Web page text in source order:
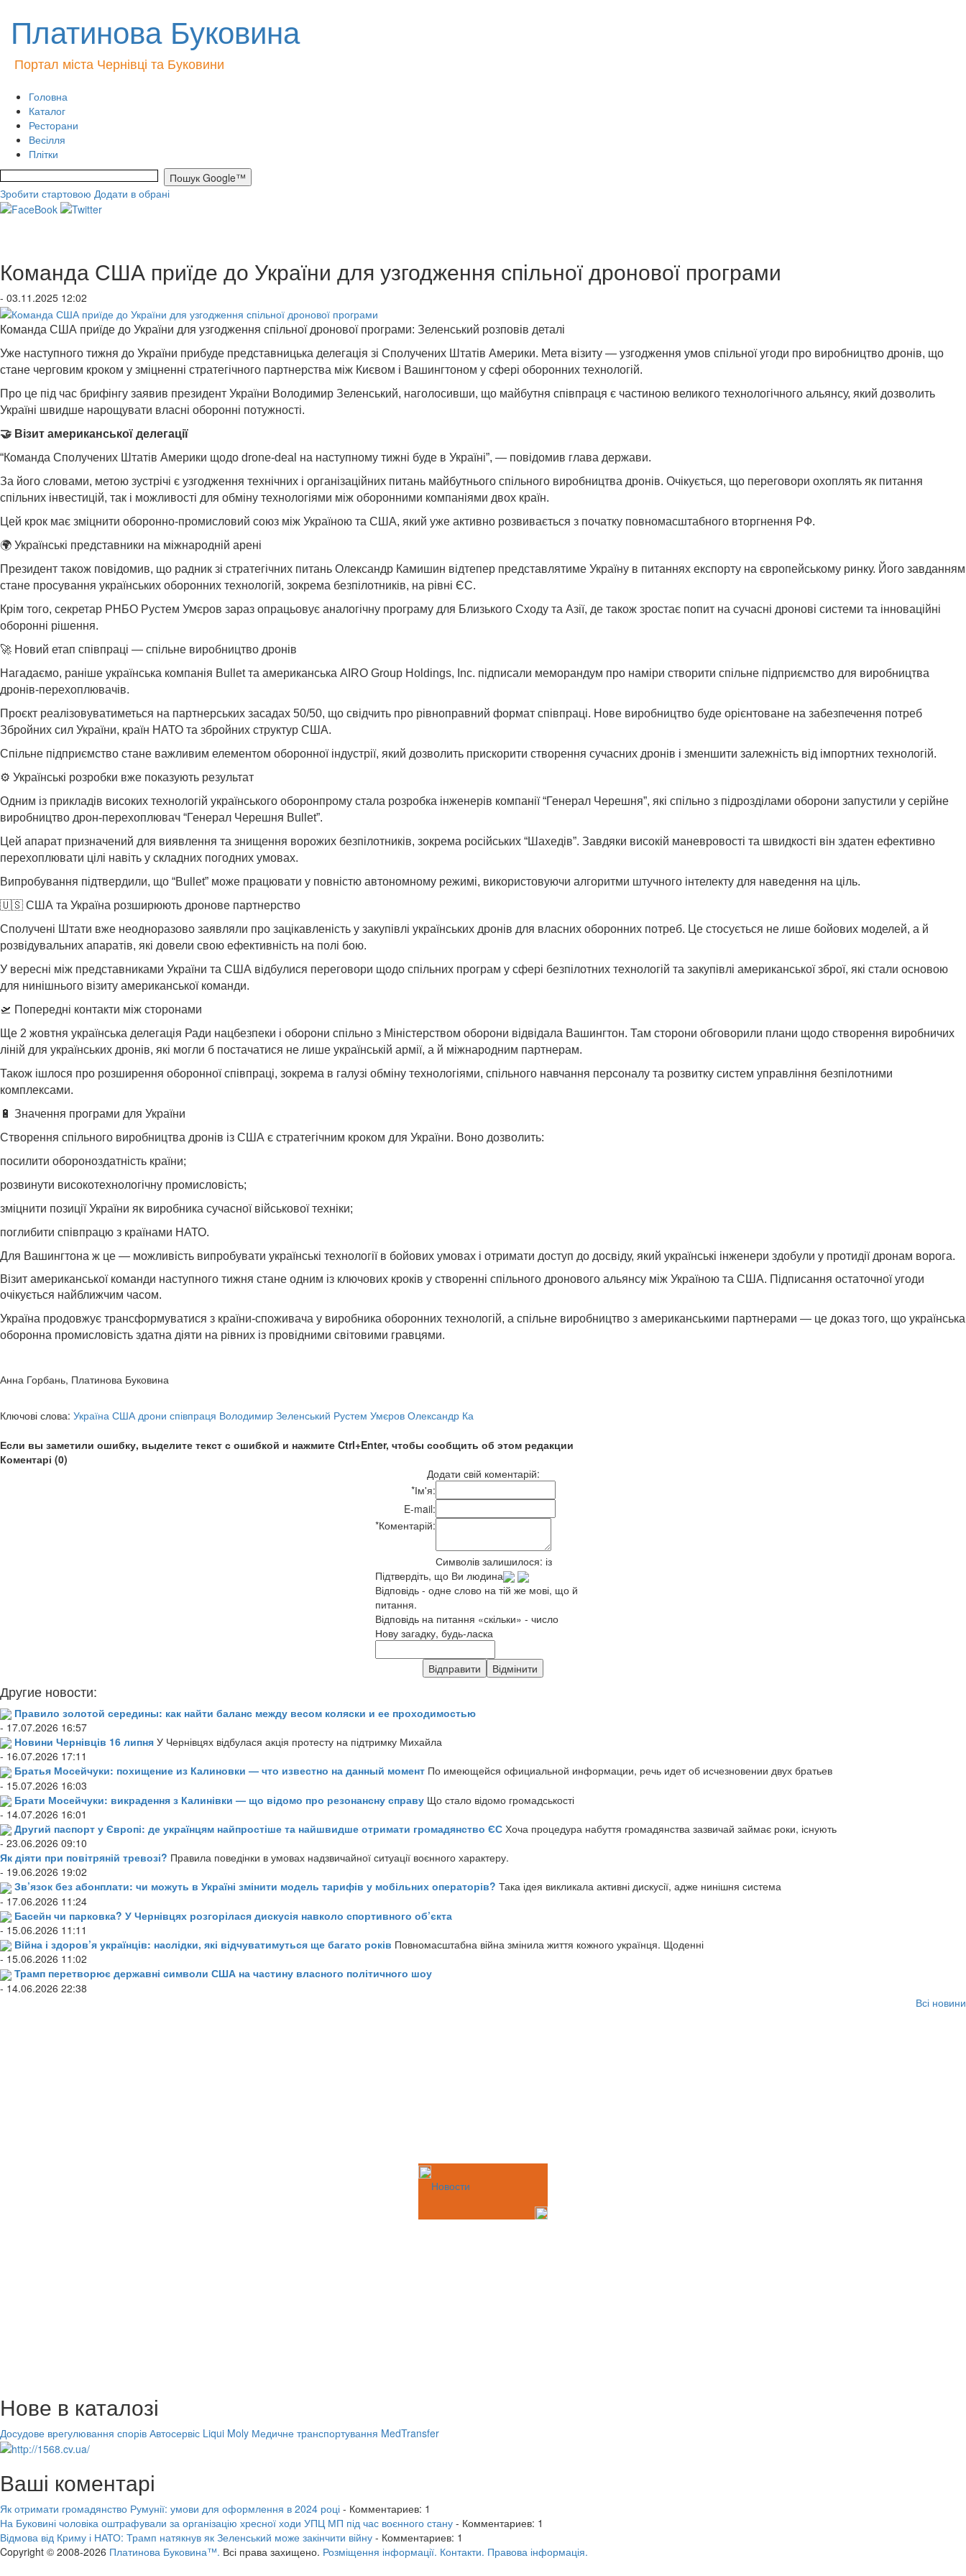
Платинова Буковина
Портал міста Чернівці та Буковини
Головна
Каталог
Ресторани
Весілля
Плітки
Зробити стартовою Додати в обрані
Команда США приїде до України для узгодження спільної дронової програми
- 03.11.2025 12:02
Команда США приїде до України для узгодження спільної дронової програми: Зеленський розповів деталі
Уже наступного тижня до України прибуде представницька делегація зі Сполучених Штатів Америки. Мета візиту — узгодження умов спільної угоди про виробництво дронів, що
стане черговим кроком у зміцненні стратегічного партнерства між Києвом і Вашингтоном у сфері оборонних технологій.
Про це під час брифінгу заявив президент України Володимир Зеленський, наголосивши, що майбутня співпраця є частиною великого технологічного альянсу, який дозволить
Україні швидше нарощувати власні оборонні потужності.
🤝 Візит американської делегації
“Команда Сполучених Штатів Америки щодо drone-deal на наступному тижні буде в Україні”, — повідомив глава держави.
За його словами, метою зустрічі є узгодження технічних і організаційних питань майбутнього спільного виробництва дронів. Очікується, що переговори охоплять як питання
спільних інвестицій, так і можливості для обміну технологіями між оборонними компаніями двох країн.
Цей крок має зміцнити оборонно-промисловий союз між Україною та США, який уже активно розвивається з початку повномасштабного вторгнення РФ.
🌍 Українські представники на міжнародній арені
Президент також повідомив, що радник зі стратегічних питань Олександр Камишин відтепер представлятиме Україну в питаннях експорту на європейському ринку. Його завданням
стане просування українських оборонних технологій, зокрема безпілотників, на рівні ЄС.
Крім того, секретар РНБО Рустем Умєров зараз опрацьовує аналогічну програму для Близького Сходу та Азії, де також зростає попит на сучасні дронові системи та інноваційні
оборонні рішення.
🚀 Новий етап співпраці — спільне виробництво дронів
Нагадаємо, раніше українська компанія Bullet та американська AIRO Group Holdings, Inc. підписали меморандум про наміри створити спільне підприємство для виробництва
дронів-перехоплювачів.
Проєкт реалізовуватиметься на партнерських засадах 50/50, що свідчить про рівноправний формат співпраці. Нове виробництво буде орієнтоване на забезпечення потреб
Збройних сил України, країн НАТО та збройних структур США.
Спільне підприємство стане важливим елементом оборонної індустрії, який дозволить прискорити створення сучасних дронів і зменшити залежність від імпортних технологій.
⚙️ Українські розробки вже показують результат
Одним із прикладів високих технологій українського оборонпрому стала розробка інженерів компанії “Генерал Черешня”, які спільно з підрозділами оборони запустили у серійне
виробництво дрон-перехоплювач “Генерал Черешня Bullet”.
Цей апарат призначений для виявлення та знищення ворожих безпілотників, зокрема російських “Шахедів”. Завдяки високій маневровості та швидкості він здатен ефективно
перехоплювати цілі навіть у складних погодних умовах.
Випробування підтвердили, що “Bullet” може працювати у повністю автономному режимі, використовуючи алгоритми штучного інтелекту для наведення на ціль.
🇺🇸 США та Україна розширюють дронове партнерство
Сполучені Штати вже неодноразово заявляли про зацікавленість у закупівлі українських дронів для власних оборонних потреб. Це стосується не лише бойових моделей, а й
розвідувальних апаратів, які довели свою ефективність на полі бою.
У вересні між представниками України та США відбулися переговори щодо спільних програм у сфері безпілотних технологій та закупівлі американської зброї, які стали основою
для нинішнього візиту американської команди.
🛫 Попередні контакти між сторонами
Ще 2 жовтня українська делегація Ради нацбезпеки і оборони спільно з Міністерством оборони відвідала Вашингтон. Там сторони обговорили плани щодо створення виробничих
ліній для українських дронів, які могли б постачатися не лише українській армії, а й міжнародним партнерам.
Також ішлося про розширення оборонної співпраці, зокрема в галузі обміну технологіями, спільного навчання персоналу та розвитку систем управління безпілотними
комплексами.
🔋 Значення програми для України
Створення спільного виробництва дронів із США є стратегічним кроком для України. Воно дозволить:
посилити обороноздатність країни;
розвинути високотехнологічну промисловість;
зміцнити позиції України як виробника сучасної військової техніки;
поглибити співпрацю з країнами НАТО.
Для Вашингтона ж це — можливість випробувати українські технології в бойових умовах і отримати доступ до досвіду, який українські інженери здобули у протидії дронам ворога.
Візит американської команди наступного тижня стане одним із ключових кроків у створенні спільного дронового альянсу між Україною та США. Підписання остаточної угоди
очікується найближчим часом.
Україна продовжує трансформуватися з країни-споживача у виробника оборонних технологій, а спільне виробництво з американськими партнерами — це доказ того, що українська
оборонна промисловість здатна діяти на рівних із провідними світовими гравцями.
Анна Горбань, Платинова Буковина
Ключові слова: Україна США дрони співпраця Володимир Зеленський Рустем Умєров Олександр Ка
Если вы заметили ошибку, выделите текст с ошибкой и нажмите Ctrl+Enter, чтобы сообщить об этом редакции
Коментарі (0)
Додати свій коментарій:
*Ім'я:
E-mail:
*Коментарій:
Символів залишилося: із
Підтвердіть, що Ви людина
Відповідь - одне слово на тій же мові, що й
питання.
Відповідь на питання «скільки» - число
Нову загадку, будь-ласка
Другие новости:
Правило золотой середины: как найти баланс между весом коляски и ее проходимостью
- 17.07.2026 16:57
Новини Чернівців 16 липня У Чернівцях відбулася акція протесту на підтримку Михайла
- 16.07.2026 17:11
Братья Мосейчуки: похищение из Калиновки — что известно на данный момент По имеющейся официальной информации, речь идет об исчезновении двух братьев
- 15.07.2026 16:03
Брати Мосейчуки: викрадення з Калинівки — що відомо про резонансну справу Що стало відомо громадськості
- 14.07.2026 16:01
Другий паспорт у Європі: де українцям найпростіше та найшвидше отримати громадянство ЄС Хоча процедура набуття громадянства зазвичай займає роки, існують
- 23.06.2026 09:10
Як діяти при повітряній тревозі? Правила поведінки в умовах надзвичайної ситуації воєнного характеру.
- 19.06.2026 19:02
Зв’язок без абонплати: чи можуть в Україні змінити модель тарифів у мобільних операторів? Така ідея викликала активні дискусії, адже нинішня система
- 17.06.2026 11:24
Басейн чи парковка? У Чернівцях розгорілася дискусія навколо спортивного об’єкта
- 15.06.2026 11:11
Війна і здоров’я українців: наслідки, які відчуватимуться ще багато років Повномасштабна війна змінила життя кожного українця. Щоденні
- 15.06.2026 11:02
Трамп перетворює державні символи США на частину власного політичного шоу
- 14.06.2026 22:38
Всі новини
Новости
Нове в каталозі
Досудове врегулювання спорів Автосервіс Liqui Moly Медичне транспортування MedTransfer
Ваші коментарі
Як отримати громадянство Румунії: умови для оформлення в 2024 році - Комментариев: 1
На Буковині чоловіка оштрафували за організацію хресної ходи УПЦ МП під час воєнного стану - Комментариев: 1
Відмова від Криму і НАТО: Трамп натякнув як Зеленський може закінчити війну - Комментариев: 1
Copyright © 2008-2026 Платинова Буковина™. Всі права захищено. Розміщення інформації. Контакти. Правова інформація.